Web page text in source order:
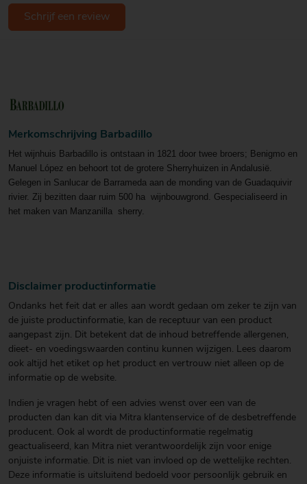
Schrijf een review
Merkomschrijving Barbadillo
Het wijnhuis Barbadillo is ontstaan in 1821 door twee broers; Benigmo en
Manuel López en behoort tot de grotere Sherryhuizen in Andalusië.
Gelegen in Sanlucar de Barrameda aan de monding van de Guadaquivir
rivier. Zij bezitten daar ruim 500 ha wijnbouwgrond. Gespecialiseerd in
het maken van Manzanilla sherry.
Disclaimer productinformatie
Ondanks het feit dat er alles aan wordt gedaan om zeker te zijn van
de juiste productinformatie, kan de receptuur van een product
aangepast zijn. Dit betekent dat de inhoud betreffende allergenen,
dieet- en voedingswaarden continu kunnen wijzigen. Lees daarom
ook altijd het etiket op het product en vertrouw niet alleen op de
informatie op de website.
Indien je vragen hebt of een advies wenst over een van de
producten dan kan dit via Mitra klantenservice of de desbetreffende
producent. Ook al wordt de productinformatie regelmatig
geactualiseerd, kan Mitra niet verantwoordelijk zijn voor enige
onjuiste informatie. Dit is niet van invloed op de wettelijke rechten.
Deze informatie is uitsluitend bedoeld voor persoonlijk gebruik en